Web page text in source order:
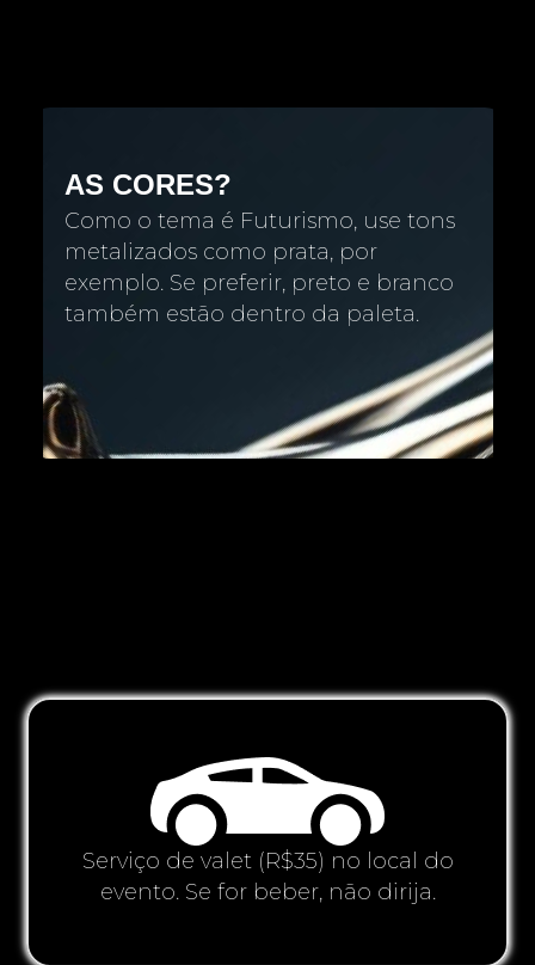
AS CORES?
Como o tema é Futurismo, use tons
metalizados como prata, por
exemplo. Se preferir, preto e branco
também estão dentro da paleta.
Serviço de valet (R$35) no local do
evento. Se for beber, não dirija.